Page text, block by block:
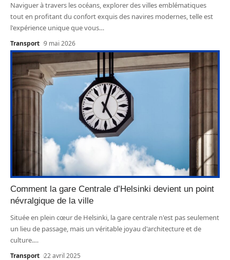
Naviguer à travers les océans, explorer des villes emblématiques
tout en profitant du confort exquis des navires modernes, telle est
l'expérience unique que vous…
Transport 9 mai 2026
Comment la gare Centrale d’Helsinki devient un point
névralgique de la ville
Située en plein cœur de Helsinki, la gare centrale n'est pas seulement
un lieu de passage, mais un véritable joyau d'architecture et de
culture.…
Transport 22 avril 2025